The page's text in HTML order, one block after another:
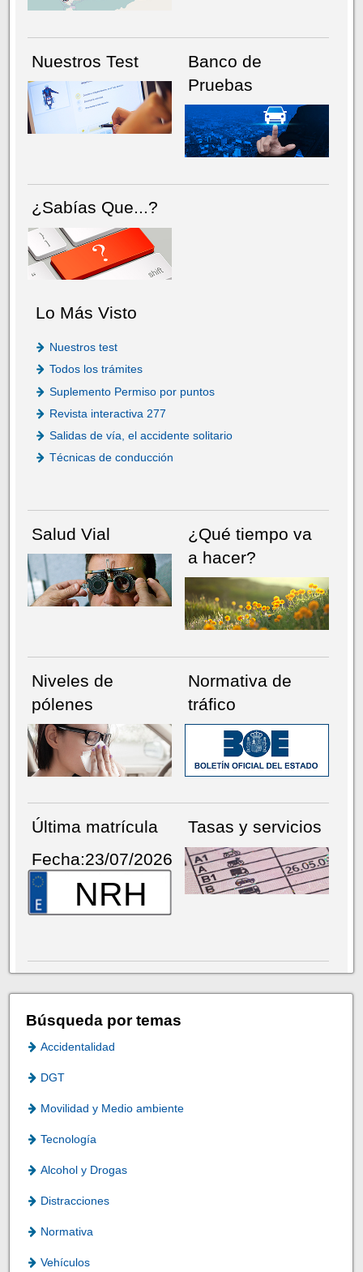
Nuestros Test
Banco de
Pruebas
¿Sabías Que...?
Lo Más Visto
Nuestros test
Todos los trámites
Suplemento Permiso por puntos
Revista interactiva 277
Salidas de vía, el accidente solitario
Técnicas de conducción
Salud Vial
¿Qué tiempo va
a hacer?
Niveles de
pólenes
Normativa de
tráfico
Última matrícula
Fecha:23/07/2026
NRH
Tasas y servicios
Búsqueda por temas
Accidentalidad
DGT
Movilidad y Medio ambiente
Tecnología
Alcohol y Drogas
Distracciones
Normativa
Vehículos